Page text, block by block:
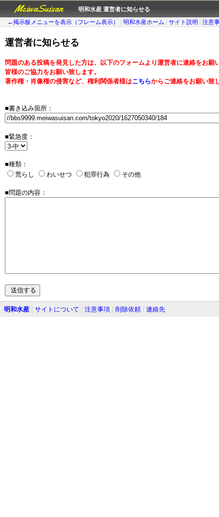
MeiwaSuisan
明和水産 運営者に知らせる
←掲示板メニューを表示（フレーム表示）
明和水産ホーム サイト説明 注意
運営者に知らせる
問題のある投稿を発見した方は、以下のフォームより運営者に連絡をお願
皆様のご協力をお願い致します。
著作権・肖像権の侵害など、権利関係者様はこちらからご連絡をお願い致
■書き込み箇所：
■緊急度：
■種類：
荒らし
わいせつ 犯罪行為 その他
■問題の内容：
明和水産 サイトについて 注意事項 削除依頼 連絡先